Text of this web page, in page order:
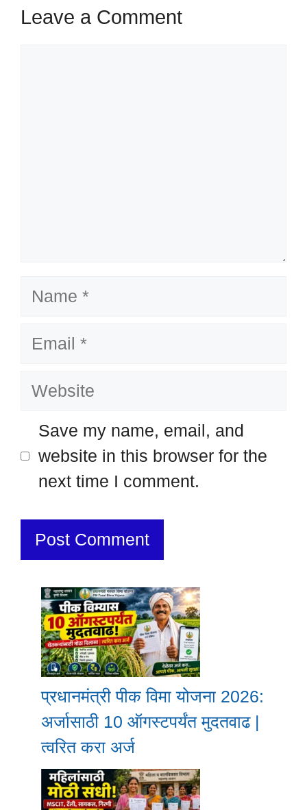
Leave a Comment
Name
Email
Website
Save my name, email, and
website in this browser for the
next time I comment.
प्रधानमंत्री पीक विमा योजना 2026:
अर्जासाठी 10 ऑगस्टपर्यंत मुदतवाढ |
त्वरित करा अर्ज